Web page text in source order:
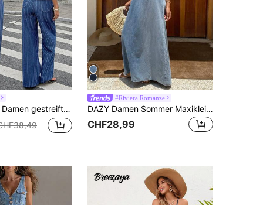
Streetwear, Kokette Party, Hochzeit, elegantes Business-lässig, blaue modische Damen Nadelstreifen Zweiteiler mit Herzausschnitt, Reißverschluss vorne, Crop Cami und weite Hose, gestreifter Denim-Set, Jeansweste Zweiteiler, urbaner lässig-Anzug, Workwear Denim-Set, französischer Stil Set, eleganter Stadtlook
#Riviera Romanze
DAZY Damen Sommer Maxikleid aus Denim mit Rüschen, bestickter Carmen-Ausschnitt, Boho-Stil für den Urlaub
CHF28,99